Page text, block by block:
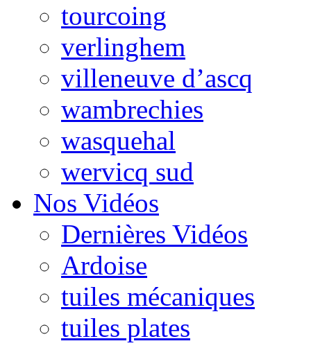
tourcoing
verlinghem
villeneuve d’ascq
wambrechies
wasquehal
wervicq sud
Nos Vidéos
Dernières Vidéos
Ardoise
tuiles mécaniques
tuiles plates